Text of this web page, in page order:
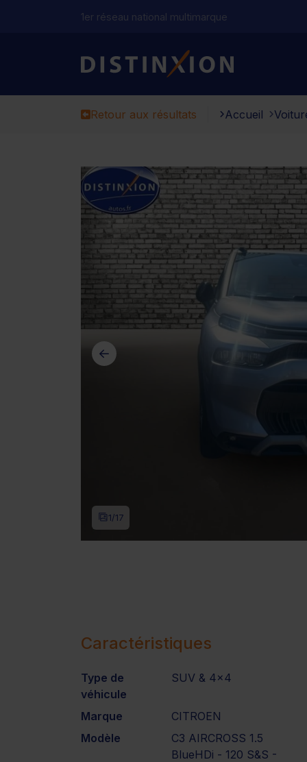
1er réseau national multimarque
Distinxion
Retour aux résultats Accueil
1/17
Caractéristiques
Type de
véhicule
SUV & 4x4
Marque
CITROEN
Modèle
C3 AIRCROSS 1.5
BlueHDi - 120 S&S -